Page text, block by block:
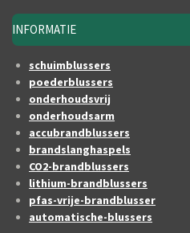
INFORMATIE
schuimblussers
poederblussers
onderhoudsvrij
onderhoudsarm
accubrandblussers
brandslanghaspels
CO2-brandblussers
lithium-brandblussers
pfas-vrije-brandblusser
automatische-blussers